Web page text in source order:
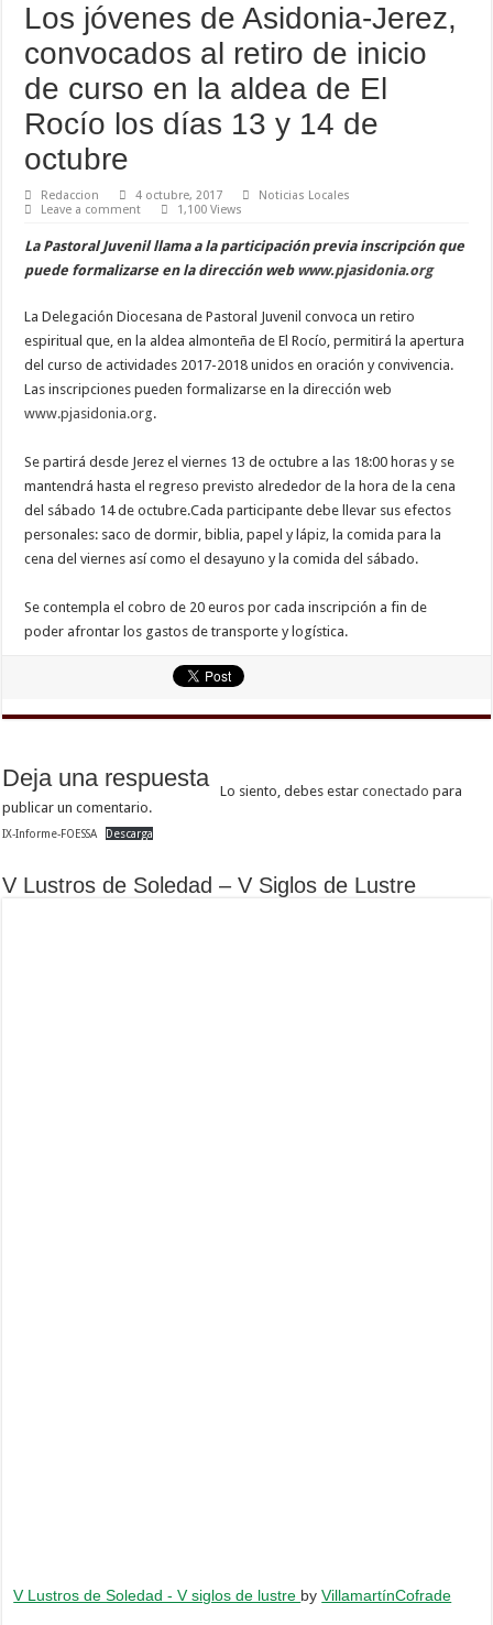
Los jóvenes de Asidonia-Jerez,
convocados al retiro de inicio
de curso en la aldea de El
Rocío los días 13 y 14 de
octubre
Redaccion 4 octubre, 2017
Noticias Locales
Leave a comment
1,100 Views
La Pastoral Juvenil llama a la participación previa inscripción que
puede formalizarse en la dirección web www.pjasidonia.org
La Delegación Diocesana de Pastoral Juvenil convoca un retiro
espiritual que, en la aldea almonteña de El Rocío, permitirá la apertura
del curso de actividades 2017-2018 unidos en oración y convivencia.
Las inscripciones pueden formalizarse en la dirección web
www.pjasidonia.org.
Se partirá desde Jerez el viernes 13 de octubre a las 18:00 horas y se
mantendrá hasta el regreso previsto alrededor de la hora de la cena
del sábado 14 de octubre.Cada participante debe llevar sus efectos
personales: saco de dormir, biblia, papel y lápiz, la comida para la
cena del viernes así como el desayuno y la comida del sábado.
Se contempla el cobro de 20 euros por cada inscripción a fin de
poder afrontar los gastos de transporte y logística.
Deja una respuesta Lo siento, debes estarconectado para
publicar un comentario.
IX-Informe-FOESSA Descarga
V Lustros de Soledad – V Siglos de Lustre
V Lustros de Soledad - V siglos de lustre byVillamartínCofrade